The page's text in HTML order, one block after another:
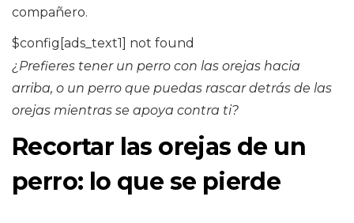
compañero.
$config[ads_text1] not found
¿Prefieres tener un perro con las orejas hacia
arriba, o un perro que puedas rascar detrás de las
orejas mientras se apoya contra ti?
Recortar las orejas de un
perro: lo que se pierde